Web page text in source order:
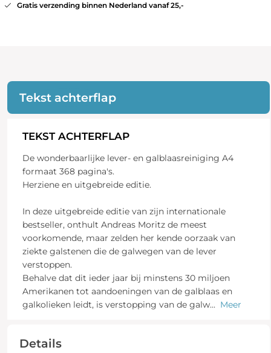
Gratis verzending binnen Nederland vanaf 25,-
Tekst achterflap
TEKST ACHTERFLAP
De wonderbaarlijke lever- en galblaasreiniging A4
formaat 368 pagina's.
Herziene en uitgebreide editie.
In deze uitgebreide editie van zijn internationale
bestseller, onthult Andreas Moritz de meest
voorkomende, maar zelden her kende oorzaak van
ziekte galstenen die de galwegen van de lever
verstoppen.
Behalve dat dit ieder jaar bij minstens 30 miljoen
Amerikanen tot aandoeningen van de galblaas en
galkolieken leidt, is verstopping van de galw... Meer
Details